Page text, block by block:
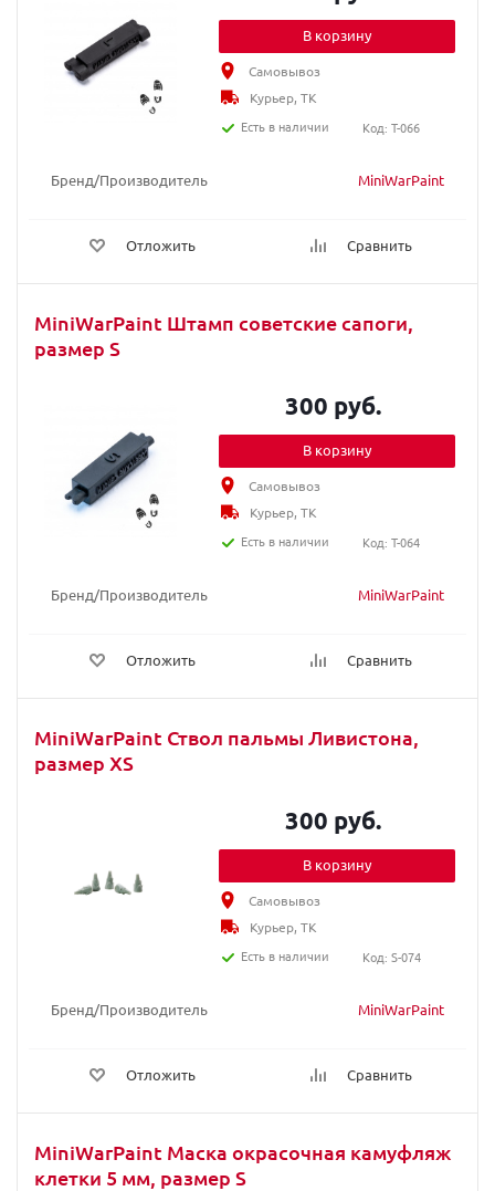
Бренд/Производитель MiniWarPaint
Отложить Сравнить
В корзину
Самовывоз
Курьер, ТК
Есть в наличии
Код: T-066
MiniWarPaint Штамп советские сапоги,
размер S
Бренд/Производитель MiniWarPaint
Отложить Сравнить
300 руб.
В корзину
Самовывоз
Курьер, ТК
Есть в наличии
Код: T-064
MiniWarPaint Ствол пальмы Ливистона,
размер ХS
Бренд/Производитель MiniWarPaint
Отложить Сравнить
300 руб.
В корзину
Самовывоз
Курьер, ТК
Есть в наличии
Код: S-074
MiniWarPaint Маска окрасочная камуфляж
клетки 5 мм, размер S